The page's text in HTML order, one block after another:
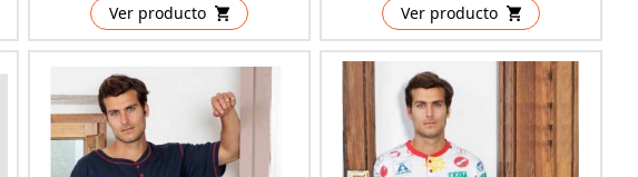
Ver producto Ver producto